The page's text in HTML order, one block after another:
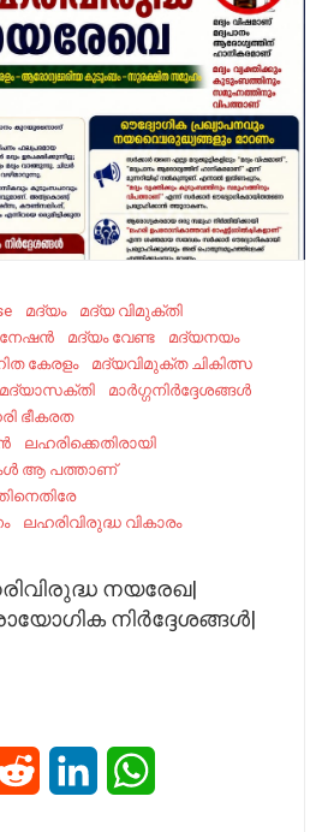
മദ്യം
മദ്യ വിമുക്തി
മദ്യം വേണ്ട
മദ്യനയം
കേരളം
മദ്യവിമുക്ത ചികിത്സ
മദ്യാസക്തി
മാർഗ്ഗനിർദ്ദേശങ്ങൾ
ഭീകരത
ലഹരിക്കെതിരായി
ആ പത്താണ്
ലഹരിവിരുദ്ധ വികാരം
നയരേഖ|
നിർദ്ദേശങ്ങൾ|
Reddit LinkedIn